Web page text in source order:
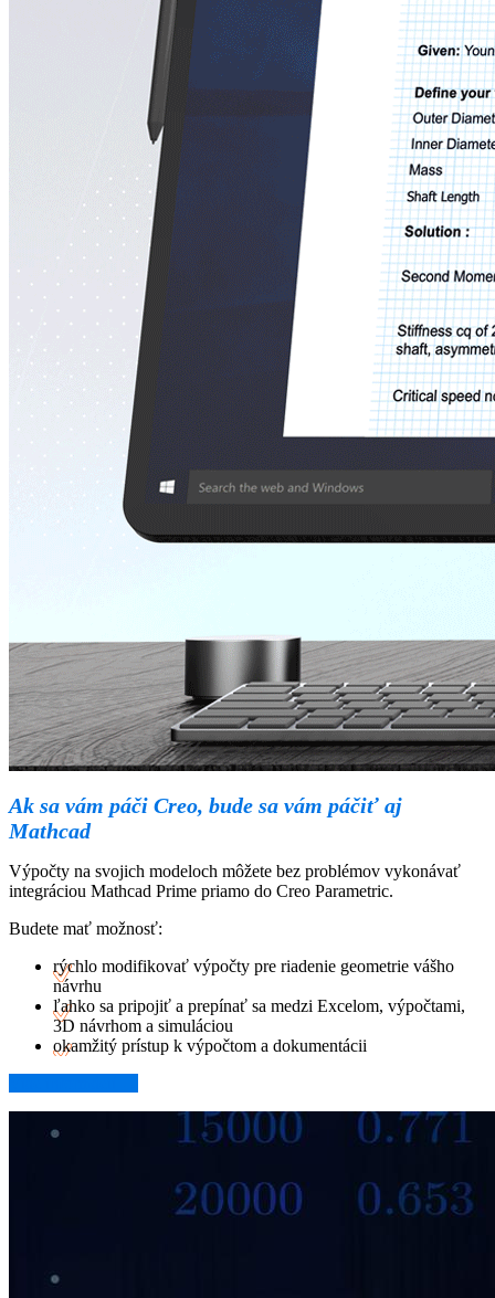
Ak sa vám páči Creo, bude sa vám páčiť aj
Mathcad
Výpočty na svojich modeloch môžete bez problémov vykonávať
integráciou Mathcad Prime priamo do Creo Parametric.
Budete mať možnosť:
rýchlo modifikovať výpočty pre riadenie geometrie vášho
návrhu
ľahko sa pripojiť a prepínať sa medzi Excelom, výpočtami,
3D návrhom a simuláciou
okamžitý prístup k výpočtom a dokumentácii